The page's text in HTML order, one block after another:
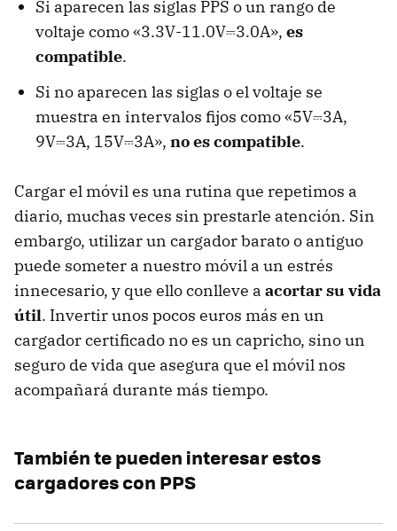
Si aparecen las siglas PPS o un rango de
voltaje como «3.3V-11.0V⎓3.0A», es
compatible.
Si no aparecen las siglas o el voltaje se
muestra en intervalos fijos como «5V⎓3A,
9V⎓3A, 15V⎓3A», no es compatible.
Cargar el móvil es una rutina que repetimos a
diario, muchas veces sin prestarle atención. Sin
embargo, utilizar un cargador barato o antiguo
puede someter a nuestro móvil a un estrés
innecesario, y que ello conlleve a acortar su vida
útil. Invertir unos pocos euros más en un
cargador certificado no es un capricho, sino un
seguro de vida que asegura que el móvil nos
acompañará durante más tiempo.
También te pueden interesar estos
cargadores con PPS